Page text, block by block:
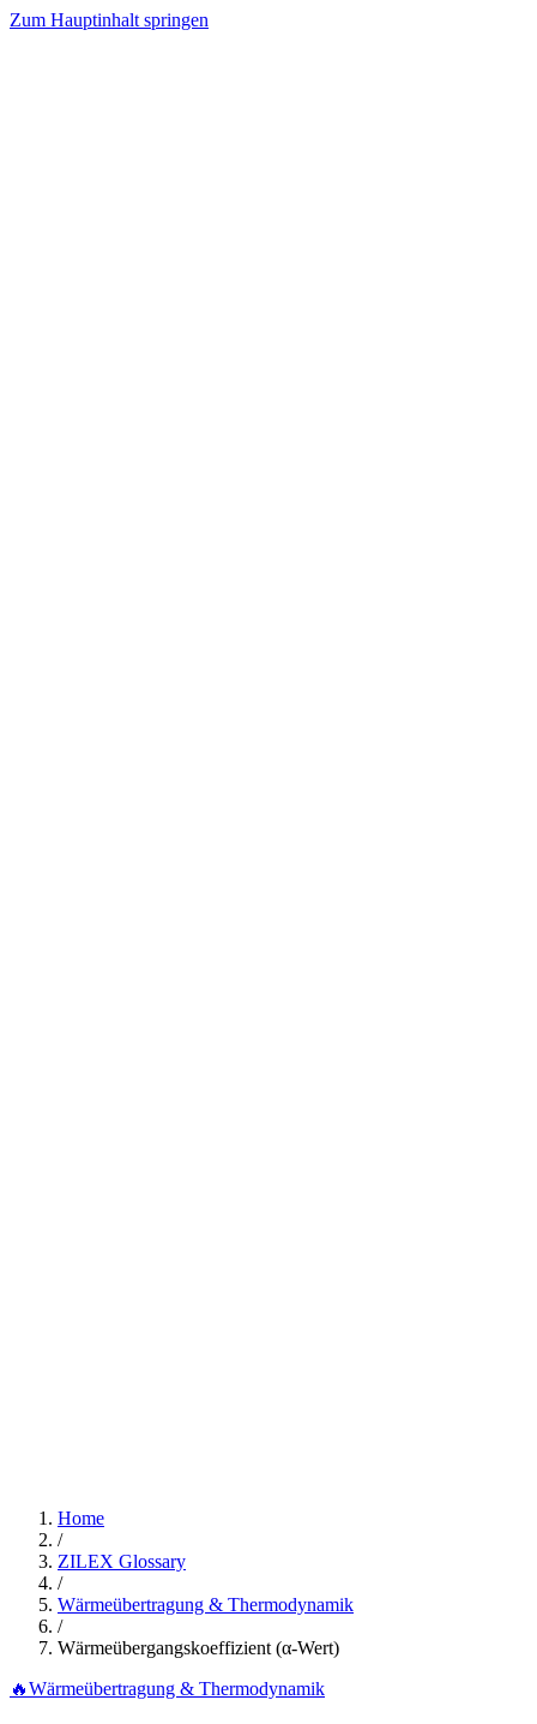
Zum Hauptinhalt springen
Home
/
ZILEX Glossary
/
Wärmeübertragung & Thermodynamik
/
Wärmeübergangskoeffizient (α-Wert)
🔥Wärmeübertragung & Thermodynamik